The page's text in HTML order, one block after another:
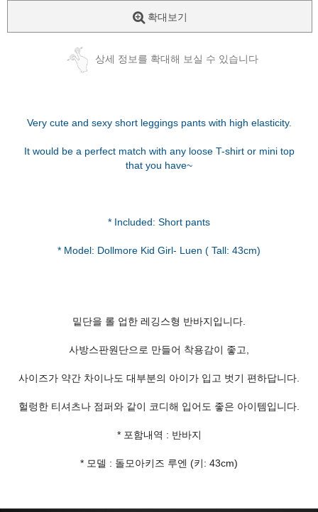
확대보기
상세 정보를 확대해 보실 수 있습니다
Very cute and sexy short leggings pants with high elasticity.
It would be a perfect match with any loose T-shirt or mini top
that you have~
* Included: Short pants
밑단을 롤 업한 레깅스형 반바지입니다.
사방스판원단으로 만들어 착용감이 좋고,
사이즈가 약간 차이나도 대부분의 아이가 입고 벗기 편하답니다.
헐렁한 티셔츠나 점퍼와 같이 코디해 입어도 좋은 아이템입니다.
* 포함내역 : 반바지
* 모델 : 돌모아키즈 루엔 (키: 43cm)